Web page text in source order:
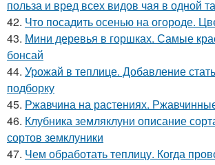
польза и вред всех видов чая в одной
42. Что посадить осенью на огороде.
43. Мини деревья в горшках. Самые
бонсай
44. Урожай в теплице. Добавление
подборку
45. Ржавчина на растениях.
46. Клубника земляклуни описание
сортов земклуники
47. Чем обработать теплицу. Когда